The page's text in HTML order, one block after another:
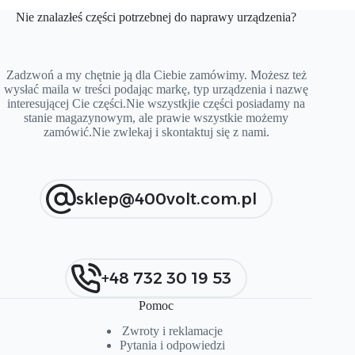
Nie znalazłeś części potrzebnej do naprawy urządzenia?
Zadzwoń a my chętnie ją dla Ciebie zamówimy. Możesz też
wysłać maila w treści podając markę, typ urządzenia i nazwę
interesującej Cie części.Nie wszystkjie części posiadamy na
stanie magazynowym, ale prawie wszystkie możemy
zamówić.Nie zwlekaj i skontaktuj się z nami.
sklep@400volt.com.pl
+48 732 30 19 53
Pomoc
Zwroty i reklamacje
Pytania i odpowiedzi